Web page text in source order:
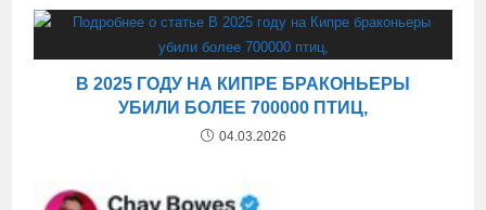
В 2025 ГОДУ НА КИПРЕ БРАКОНЬЕРЫ
УБИЛИ БОЛЕЕ 700000 ПТИЦ,
04.03.2026